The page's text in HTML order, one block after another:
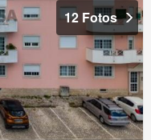
12 Fotos